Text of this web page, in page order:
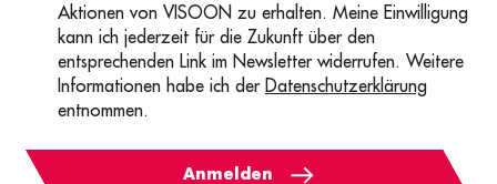
Aktionen von VISOON zu erhalten. Meine Einwilligung
kann ich jederzeit für die Zukunft über den
entsprechenden Link im Newsletter widerrufen. Weitere
Informationen habe ich der Datenschutzerklärung
entnommen.
Anmelden